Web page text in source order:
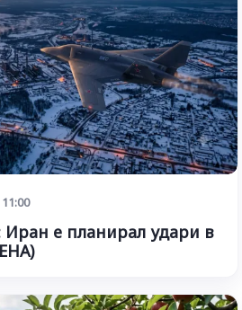
Иран е планирал удари в